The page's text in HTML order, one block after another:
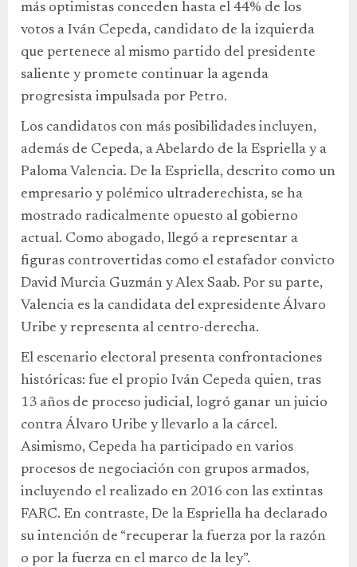
más optimistas conceden hasta el 44% de los
votos a Iván Cepeda, candidato de la izquierda
que pertenece al mismo partido del presidente
saliente y promete continuar la agenda
progresista impulsada por Petro.
Los candidatos con más posibilidades incluyen,
además de Cepeda, a Abelardo de la Espriella y a
Paloma Valencia. De la Espriella, descrito como un
empresario y polémico ultraderechista, se ha
mostrado radicalmente opuesto al gobierno
actual. Como abogado, llegó a representar a
figuras controvertidas como el estafador convicto
David Murcia Guzmán y Alex Saab. Por su parte,
Valencia es la candidata del expresidente Álvaro
Uribe y representa al centro-derecha.
El escenario electoral presenta confrontaciones
históricas: fue el propio Iván Cepeda quien, tras
13 años de proceso judicial, logró ganar un juicio
contra Álvaro Uribe y llevarlo a la cárcel.
Asimismo, Cepeda ha participado en varios
procesos de negociación con grupos armados,
incluyendo el realizado en 2016 con las extintas
FARC. En contraste, De la Espriella ha declarado
su intención de “recuperar la fuerza por la razón
o por la fuerza en el marco de la ley”.